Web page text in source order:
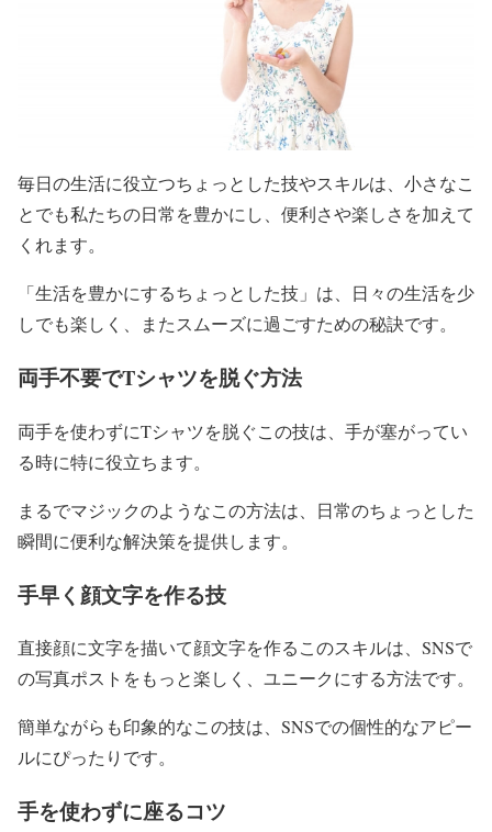
毎日の生活に役立つちょっとした技やスキルは、小さなこ
とでも私たちの日常を豊かにし、便利さや楽しさを加えて
くれます。
「生活を豊かにするちょっとした技」は、日々の生活を少
しでも楽しく、またスムーズに過ごすための秘訣です。
両手不要でTシャツを脱ぐ方法
両手を使わずにTシャツを脱ぐこの技は、手が塞がってい
る時に特に役立ちます。
まるでマジックのようなこの方法は、日常のちょっとした
瞬間に便利な解決策を提供します。
手早く顔文字を作る技
直接顔に文字を描いて顔文字を作るこのスキルは、SNSで
の写真ポストをもっと楽しく、ユニークにする方法です。
簡単ながらも印象的なこの技は、SNSでの個性的なアピー
ルにぴったりです。
手を使わずに座るコツ